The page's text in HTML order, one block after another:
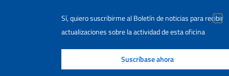
Sí, quiero suscribirme al Boletín de noticias para recibir
actualizaciones sobre la actividad de esta oficina